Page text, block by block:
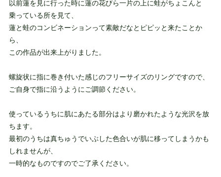
以前蓮を見に行った時に蓮の花びら一片の上に蛙がちょこんと
乗っている所を見て、
蓮と蛙のコンビネーションって素敵だなとピピッと来たことか
ら、
この作品が出来上がりました。
螺旋状に指に巻き付いた感じのフリーサイズのリングですので、
ご自身で指に沿うようにご調節ください。
使っているうちに肌にあたる部分はより磨かれたような光沢を放
ちます。
最初のうちは真ちゅうでいぶした色合いが肌に移ってしまうかも
しれませんが、
一時的なものですのでご了承ください。